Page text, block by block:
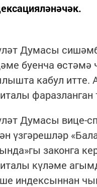
Думасы
буенча өстәмә
кабул итте.
фаразланган
Думасы вице-
үзгәрешләр
законга
күләме
индексыннан